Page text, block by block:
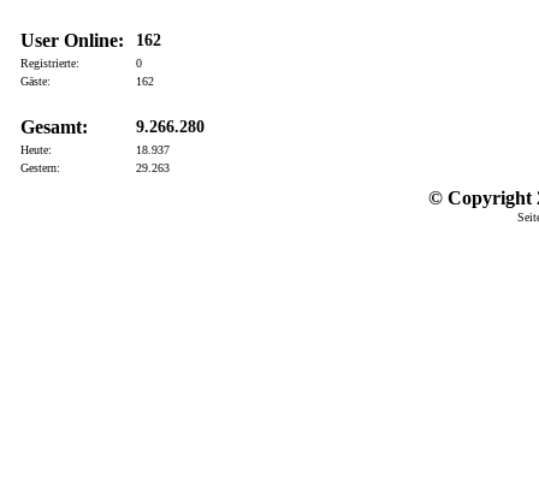
User Online: 162
Registrierte:
0
Gäste:
162
Gesamt: 9.266.280
Heute:
18.937
Gestern:
29.263
© Copyright